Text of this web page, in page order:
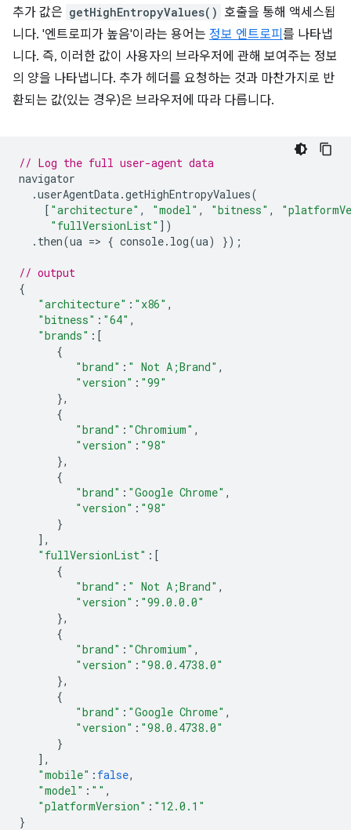
추가 값은 getHighEntropyValues() 호출을 통해 액세스됩
니다. '엔트로피가 높음'이라는 용어는 정보 엔트로피 를 나타냅
니다. 즉, 이러한 값이 사용자의 브라우저에 관해 보여주는 정보
의 양을 나타냅니다. 추가 헤더를 요청하는 것과 마찬가지로 반
환되는 값(있는 경우)은 브라우저에 따라 다릅니다.
// Log the full user-agent data
navigator
.userAgentData.getHighEntropyValues(
[ "architecture" , "model" , "bitness" ,
"fullVersionList" ])
. then(ua => { console. log(ua) });
// output
{
"architecture" : "x86" ,
"bitness" : "64" ,
"brands" : [
{
"brand" : " Not A;Brand" ,
"version" : "99"
},
{
"brand" : "Chromium" ,
"version" : "98"
},
{
"brand" : "Google Chrome" ,
"version" : "98"
}
],
"fullVersionList" : [
{
"brand" : " Not A;Brand" ,
"version" : "99.0.0.0"
},
{
"brand" : "Chromium" ,
"version" : "98.0.4738.0"
},
{
"brand" : "Google Chrome" ,
"version" : "98.0.4738.0"
}
],
"mobile" : false,
"model" : "" ,
"platformVersion" : "12.0.1"
}